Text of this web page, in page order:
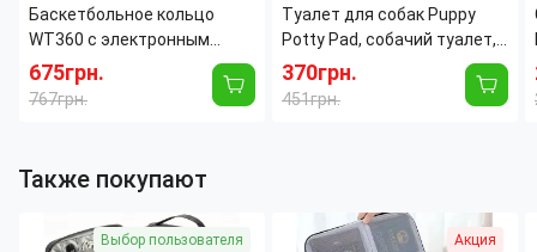
​​​​​​​Баскетбольное кольцо
WT360 с электронным
табло, светом и звуком,
щит 39×28 см, мяч Ø25 см
675грн.
767грн.
Туалет для собак Puppy
Potty Pad, собачий туалет,
лоток для собак, туалет
для щенков домашний
туалет для собак
370грн.
451грн.
Также покупают
Выбор пользователя
Акция